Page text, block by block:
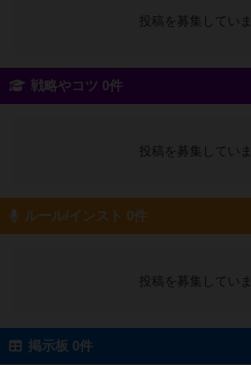
投稿を募集していま
戦略やコツ 0件
投稿を募集していま
ルール/インスト 0件
投稿を募集していま
掲示板 0件